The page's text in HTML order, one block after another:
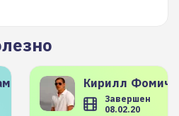
Кирилл
Завершен
08.02.20